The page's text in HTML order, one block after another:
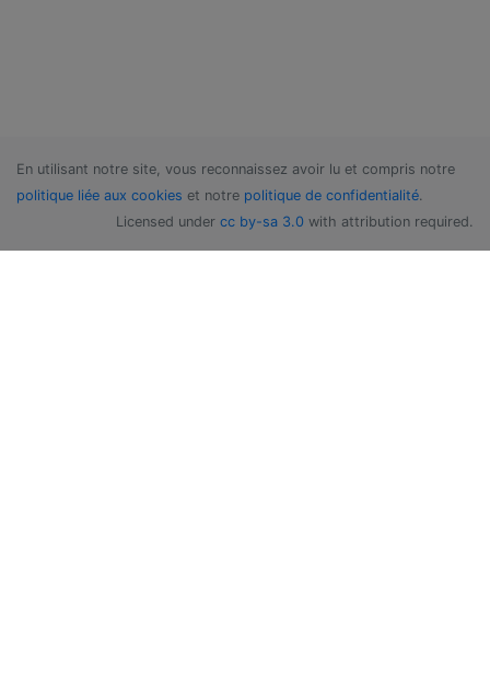
En utilisant notre site, vous reconnaissez avoir lu et compris notre
politique liée aux cookies et notre politique de confidentialité.
Licensed under cc by-sa 3.0 with attribution required.